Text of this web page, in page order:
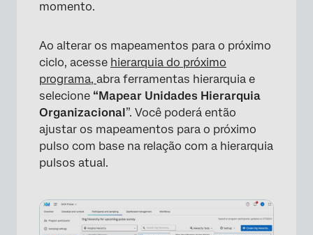
×
momento.
Ao alterar os mapeamentos para o próximo
ciclo, acesse hierarquia do próximo
programa, abra ferramentas hierarquia e
selecione “Mapear Unidades Hierarquia
Organizacional”. Você poderá então
ajustar os mapeamentos para o próximo
pulso com base na relação com a hierarquia
pulsos atual.